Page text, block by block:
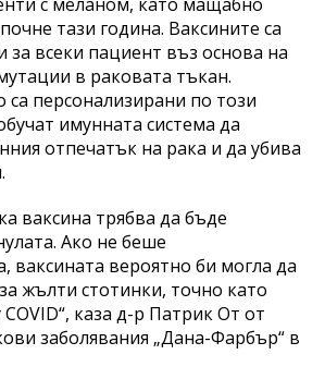
тази година. Ваксините са
за всеки пациент въз основа на
в раковата тъкан.
са персонализирани по този
имунната система да
отпечатък на рака и да убива
ваксина трябва да бъде
Ако не беше
ваксината вероятно би могла да
жълти стотинки, точно като
каза д-р Патрик От от
заболявания „Дана-Фарбър“ в